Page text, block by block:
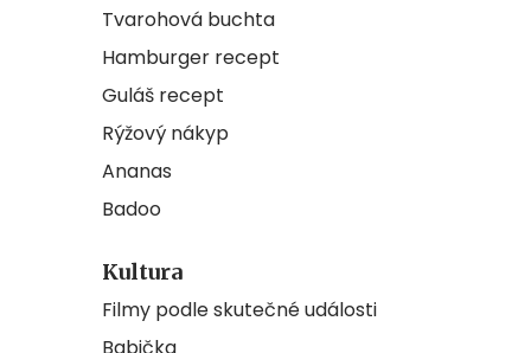
Tvarohová buchta
Hamburger recept
Guláš recept
Rýžový nákyp
Ananas
Badoo
Kultura
Filmy podle skutečné události